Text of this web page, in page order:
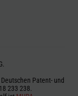
Patent- und
233 238.